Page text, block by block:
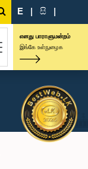
E | සි |
எனது பாராளுமன்றம்
இங்கே உள்நுழைக